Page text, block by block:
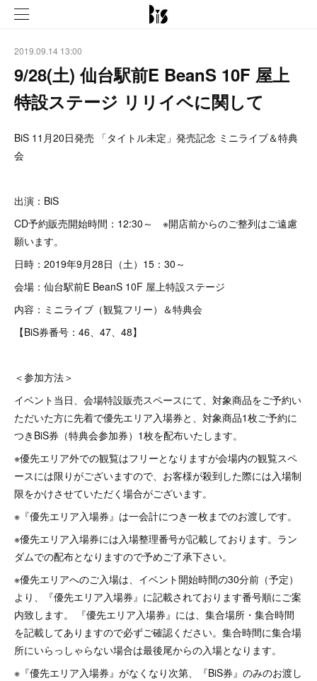
2019.09.14 13:00
9/28(土) 仙台駅前E BeanS 10F 屋上
特設ステージ リリイベに関して
BiS 11月20日発売 「タイトル未定」発売記念 ミニライブ＆特典
会
出演：BiS
CD予約販売開始時間：12:30～ ※開店前からのご整列はご遠慮
願います。
日時：2019年9月28日（土）15：30～
会場：仙台駅前E BeanS 10F 屋上特設ステージ
内容：ミニライブ（観覧フリー）＆特典会
【BiS券番号：46、47、48】
＜参加方法＞
イベント当日、会場特設販売スペースにて、対象商品を​ご予約い
ただいた方に先着で優先​エリア入場券と、対象商品1枚ご予約に
つきBiS券（特典会参加券）1枚を配布い​たします。
※優先エリア外での観覧はフリーとなりますが会場内の観覧スペ
ースには限りがございますので、お客様が殺到した際には入場制
限をかけさせていただく場合がございます。
※『優先エリア入場券』は一会計につき一枚までのお渡しです。
※優先エリア入場券には入場整理番号が記載しております。ラン
ダムでの配布となりますので予めご了承下さい。
※優先エリアへのご入場は、イベント開始時間の30分前（予定）
より、『優先エリア入場券』に記載されております番号順にご案
内致します。 『優先エリア入場券』には、集合場所・集合時間
を記載してありますので必ずご確認ください。集合時間に集合場
所にいらっしゃらない場合は最後尾からの入場となります。
※『優先エリア入場券』がなくなり次第、『BiS券』のみのお渡し